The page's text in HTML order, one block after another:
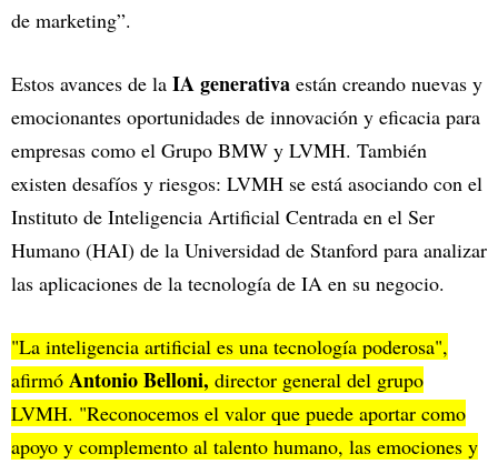
de marketing”.
Estos avances de la IA generativa están creando nuevas y
emocionantes oportunidades de innovación y eficacia para
empresas como el Grupo BMW y LVMH. También
existen desafíos y riesgos: LVMH se está asociando con el
Instituto de Inteligencia Artificial Centrada en el Ser
Humano (HAI) de la Universidad de Stanford para analizar
las aplicaciones de la tecnología de IA en su negocio.
"La inteligencia artificial es una tecnología poderosa",
afirmó Antonio Belloni, director general del grupo
LVMH. "Reconocemos el valor que puede aportar como
apoyo y complemento al talento humano, las emociones y